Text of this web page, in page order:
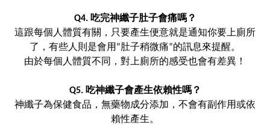
Q4. 吃完神纖子肚子會痛嗎？
這跟每個人體質有關，只要產生便意就是通知你要上廁所
了，有些人則是會用”肚子稍微痛”的訊息來提醒。
由於每個人體質不同， 對上廁所的感受也會有差異！
Q5. 吃神纖子會產生依賴性嗎？
神纖子為保健食品，無藥物成分添加，不會有副作用或依
賴性產生。